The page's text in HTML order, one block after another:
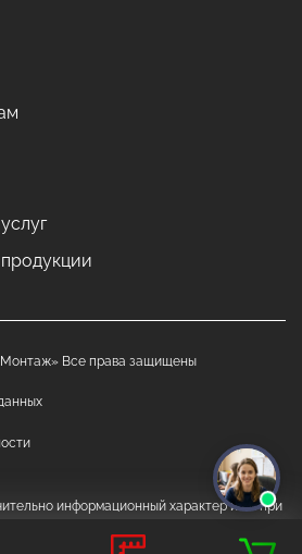
Все права защищены
информационный характер и ни при
кодекса РФ"